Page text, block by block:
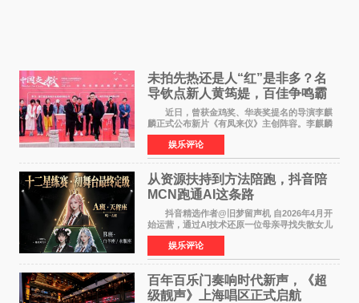
未拍先热还是人“红”是非多？名
导钦点新人黄筠媞，百佳争鸣霸
气回应
近日，曾获金鸡奖、华表奖提名的导演李麒
麟正式公布新片《有凤来仪》主创阵容。李麒麟
早年凭电影《华容道》获得金鸡奖、华表奖提
名，此后长期参与国内外电影制作，其担任制片
人参与的作品亦曾
娱乐评论
从资源扶持到方法陪跑，抖音陪
MCN跑通AI这条路
抖音精选作者@旧梦留声机 自2026年4月开
始运营，通过AI技术还原一位母亲寻找失散女儿
的故事，凭借强情感表达获得大量用户关注，发
布仅21小时便获得超1亿曝光、超1000万互动。
此后，账号持续沿
娱乐评论
百年百乐门奏响时代新声，《超
级靓声》上海唱区正式启航